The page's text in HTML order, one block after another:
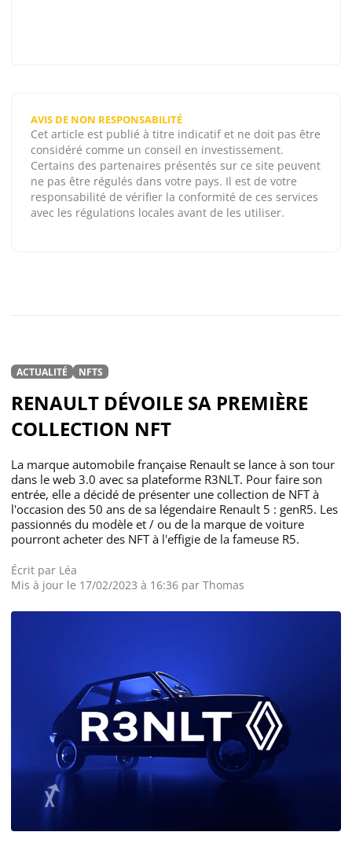
AVIS DE NON RESPONSABILITÉ
Cet article est publié à titre indicatif et ne doit pas être
considéré comme un conseil en investissement.
Certains des partenaires présentés sur ce site peuvent
ne pas être régulés dans votre pays. Il est de votre
responsabilité de vérifier la conformité de ces services
avec les régulations locales avant de les utiliser.
ACTUALITÉ NFTS
RENAULT DÉVOILE SA PREMIÈRE
COLLECTION NFT
La marque automobile française Renault se lance à son tour
dans le web 3.0 avec sa plateforme R3NLT. Pour faire son
entrée, elle a décidé de présenter une collection de NFT à
l'occasion des 50 ans de sa légendaire Renault 5 : genR5. Les
passionnés du modèle et / ou de la marque de voiture
pourront acheter des NFT à l'effigie de la fameuse R5.
Écrit par Léa
Mis à jour le 17/02/2023 à 16:36 par Thomas